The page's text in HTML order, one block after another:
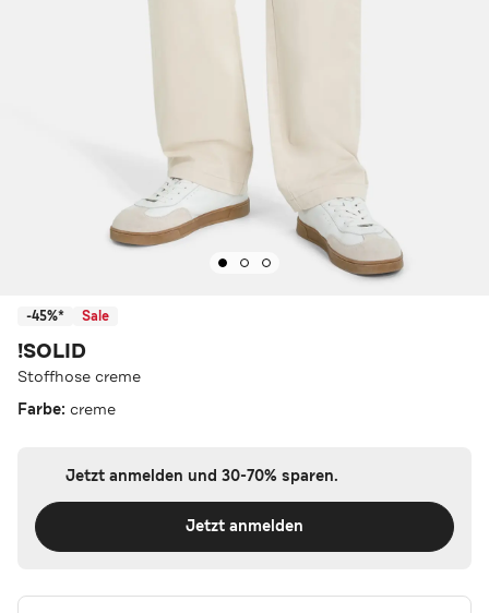
-45%* Sale
!SOLID
Stoffhose creme
Farbe: creme
Jetzt anmelden und 30-70% sparen.
Jetzt anmelden